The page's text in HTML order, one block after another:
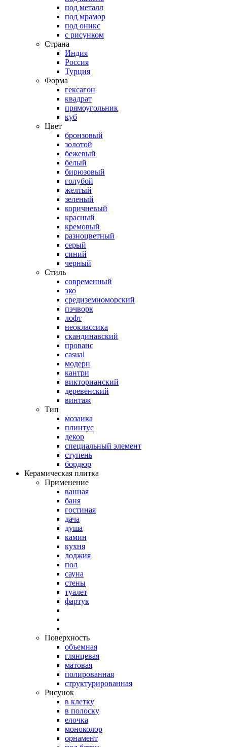
под металл
под мрамор
под оникс
с рисунком
Страна
Индия
Россия
Турция
Форма
гексагон
квадрат
прямоугольник
куб
Цвет
бронзовый
золотой
бежевый
белый
бирюзовый
голубой
желтый
зеленый
коричневый
красный
кремовый
разноцветный
серый
синий
черный
Стиль
современный
эко
средиземноморский
пэчворк
лофт
неоклассика
скандинавский
прованс
casual
модерн
кантри
викторианский
деревенский
винтаж
Тип
мозаика
плинтус
декор
специальный элемент
ступень
бордюр
Керамическая плитка
Применение
ванная
баня
гостиная
дача
душа
камин
кухня
лоджия
пол
сауна
стены
туалет
фартук
Поверхность
объемная
глянцевая
матовая
полированная
структурированная
Рисунок
в клетку
в полоску
елочка
моноколор
орнамент